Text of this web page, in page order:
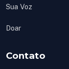
Sua Voz
Doar
Contato